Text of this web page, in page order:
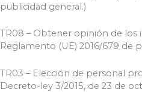
publicidad general.)
TR08 – Obtener opinión de los
Reglamento (UE) 2016/679 de
TR03 – Elección de personal
Decreto-ley 3/2015, de 23 de